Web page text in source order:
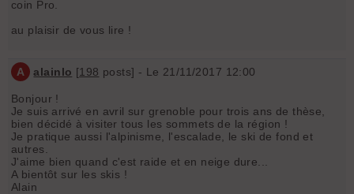
coin Pro.
au plaisir de vous lire !
A alainlo [198 posts] - Le 21/11/2017 12:00
Bonjour !
Je suis arrivé en avril sur grenoble pour trois ans de thèse,
bien décidé à visiter tous les sommets de la région !
Je pratique aussi l'alpinisme, l'escalade, le ski de fond et
autres.
J'aime bien quand c'est raide et en neige dure...
A bientôt sur les skis !
Alain